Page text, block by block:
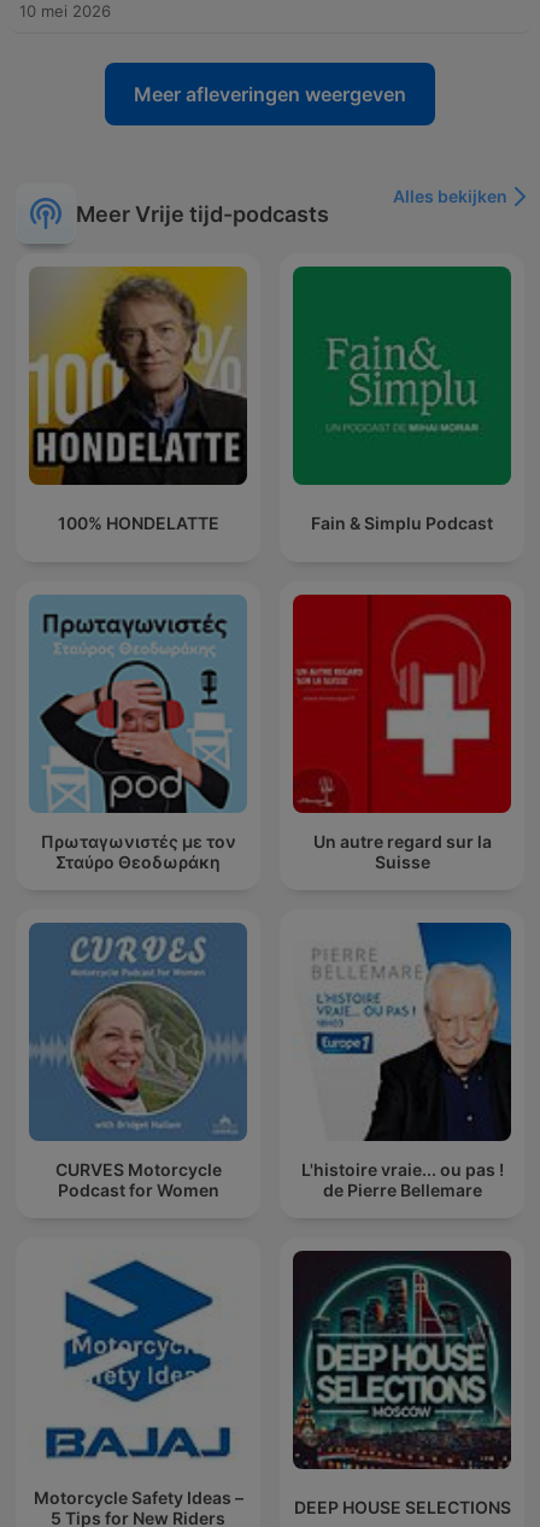
10 mei 2026
Meer afleveringen weergeven
Meer Vrije tijd-podcasts
Alles bekijken
100% HONDELATTE Fain & Simplu Podcast
Πρωταγωνιστές με τον
Σταύρο Θεοδωράκη
Un autre regard sur la
Suisse
CURVES Motorcycle
Podcast for Women
L'histoire vraie... ou pas !
de Pierre Bellemare
Motorcycle Safety Ideas –
5 Tips for New Riders
DEEP HOUSE SELECTIONS